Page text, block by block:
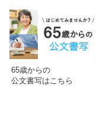
65歳からの
公文書写はこちら